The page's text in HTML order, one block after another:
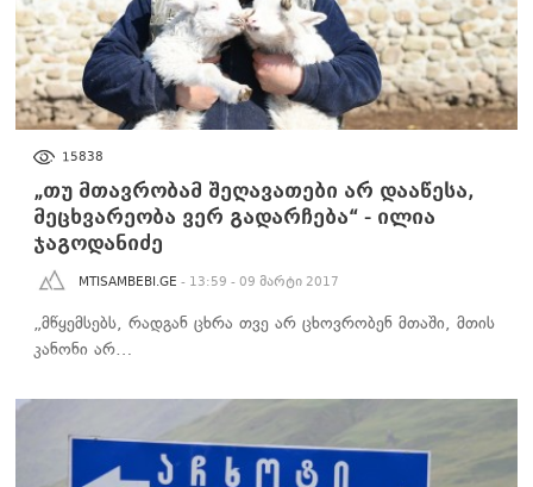
15838
„თუ მთავრობამ შეღავათები არ დააწესა,
მეცხვარეობა ვერ გადარჩება“ - ილია
ჯაგოდანიძე
MTISAMBEBI.GE - 13:59 - 09 მარტი 2017
„მწყემსებს, რადგან ცხრა თვე არ ცხოვრობენ მთაში, მთის
კანონი არ…